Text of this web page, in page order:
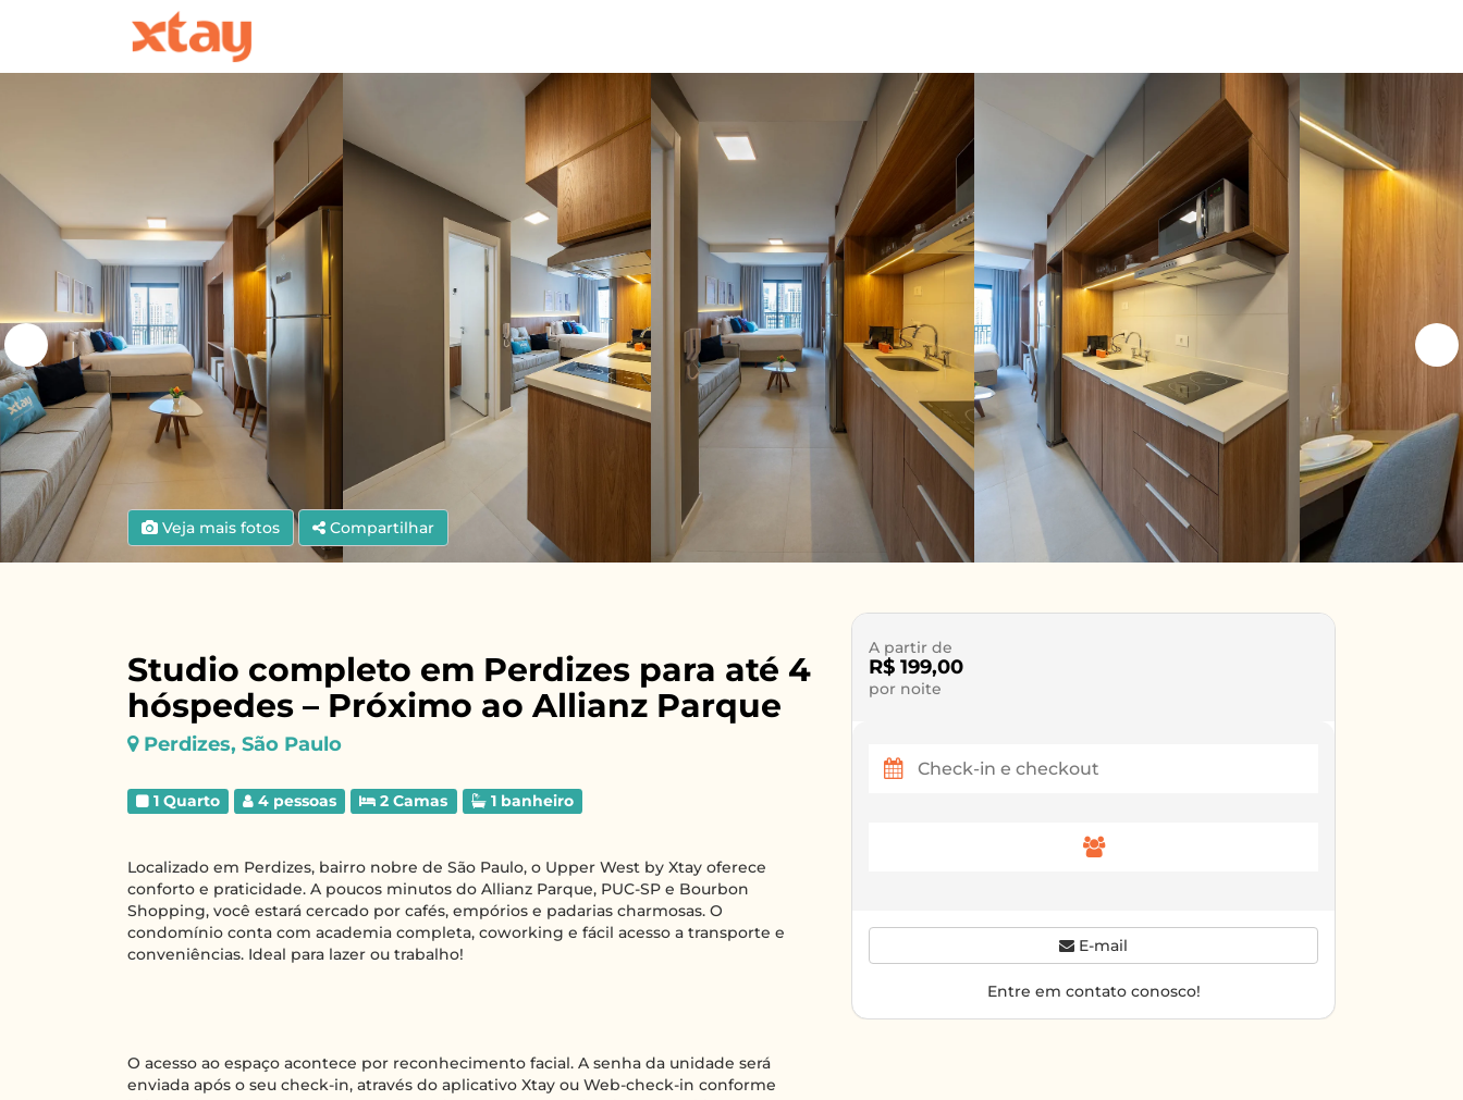
Veja mais fotos Compartilhar
Studio completo em Perdizes para até 4
hóspedes – Próximo ao Allianz Parque
Perdizes, São Paulo
1 Quarto 4 pessoas 2 Camas 1 banheiro
Localizado em Perdizes, bairro nobre de São Paulo, o Upper West by Xtay oferece
conforto e praticidade. A poucos minutos do Allianz Parque, PUC-SP e Bourbon
Shopping, você estará cercado por cafés, empórios e padarias charmosas. O
condomínio conta com academia completa, coworking e fácil acesso a transporte e
conveniências. Ideal para lazer ou trabalho!
O acesso ao espaço acontece por reconhecimento facial. A senha da unidade será
enviada após o seu check-in, através do aplicativo Xtay ou Web-check-in conforme
A partir de
R$ 199,00
por noite
E-mail
Entre em contato conosco!